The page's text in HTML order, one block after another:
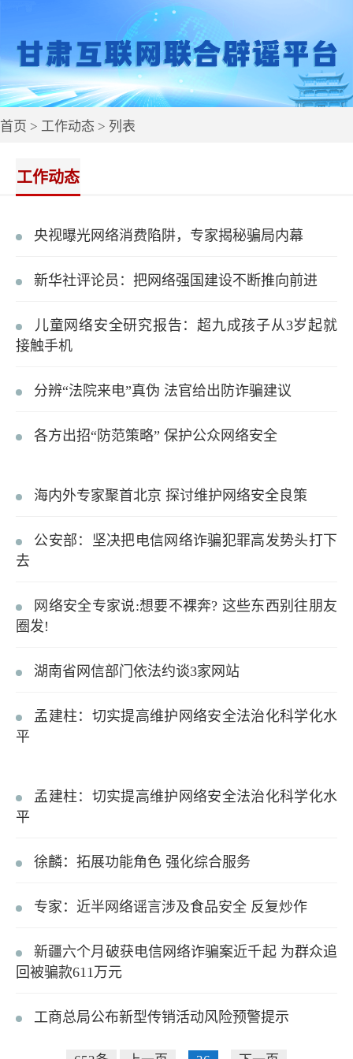
首页 > 工作动态 > 列表
工作动态
央视曝光网络消费陷阱，专家揭秘骗局内幕
新华社评论员：把网络强国建设不断推向前进
儿童网络安全研究报告：超九成孩子从3岁起就
接触手机
分辨“法院来电”真伪 法官给出防诈骗建议
各方出招“防范策略” 保护公众网络安全
海内外专家聚首北京 探讨维护网络安全良策
公安部：坚决把电信网络诈骗犯罪高发势头打下
去
网络安全专家说:想要不裸奔? 这些东西别往朋友
圈发!
湖南省网信部门依法约谈3家网站
孟建柱：切实提高维护网络安全法治化科学化水
平
孟建柱：切实提高维护网络安全法治化科学化水
平
徐麟：拓展功能角色 强化综合服务
专家：近半网络谣言涉及食品安全 反复炒作
新疆六个月破获电信网络诈骗案近千起 为群众追
回被骗款611万元
工商总局公布新型传销活动风险预警提示